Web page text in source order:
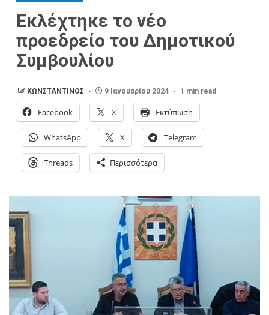
Εκλέχτηκε το νέο
προεδρείο του Δημοτικού
Συμβουλίου
ΚΩΝΣΤΑΝΤΙΝΟΣ 9 Ιανουαρίου 2024 1 min read
Facebook X Εκτύπωση
WhatsApp X Telegram
Threads Περισσότερα